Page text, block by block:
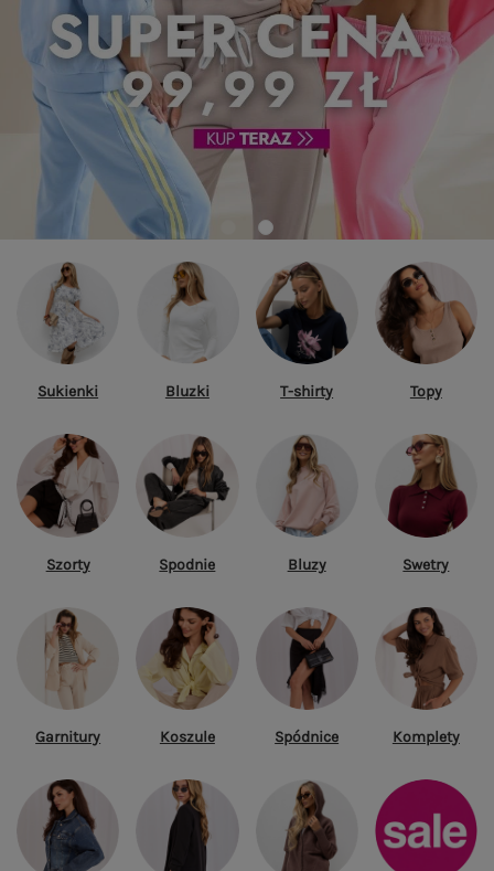
Sukienki Bluzki T-shirty Topy
Szorty Spodnie Bluzy Swetry
Garnitury Koszule Spódnice Komplety